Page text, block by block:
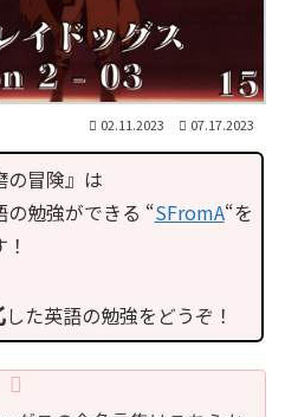
02.11.2023 07.17.2023
の冒険』は
勉強ができる “SFromA“を
した英語の勉強をどうぞ！